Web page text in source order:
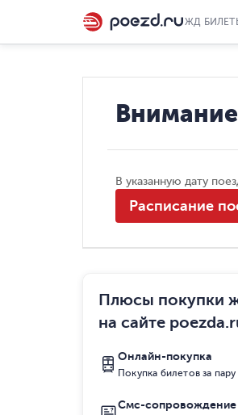
ЖД
В указанную дату
Расписание
Плюсы покупки
на сайте
Онлайн-покупка
Покупка билетов за
Смс-сопровождение